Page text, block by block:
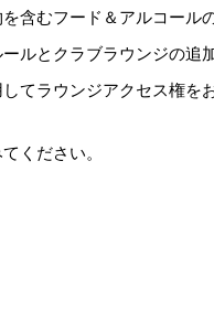
含むフード＆アルコール
ルとクラブラウンジの追
てラウンジアクセス権を
ください。